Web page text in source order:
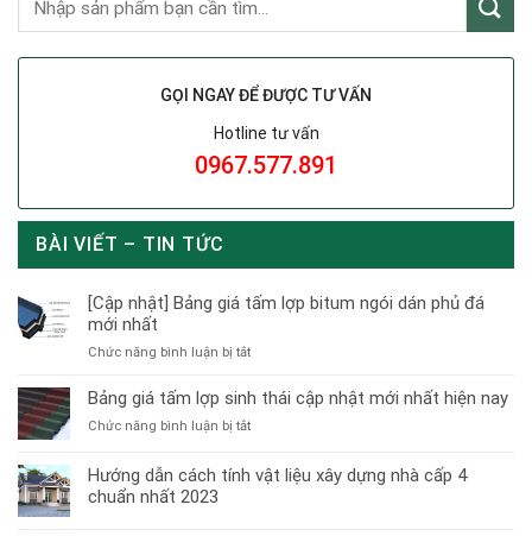
GỌI NGAY ĐỂ ĐƯỢC TƯ VẤN
Hotline tư vấn
0967.577.891
BÀI VIẾT – TIN TỨC
[Cập nhật] Bảng giá tấm lợp bitum ngói dán phủ đá
mới nhất
Chức năng bình luận bị tắtở
nhật]
giá
lợp
Bảng giá tấm lợp sinh thái cập nhật mới nhất hiện nay
Chức năng bình luận bị tắtở
giá
tấm
Hướng dẫn cách tính vật liệu xây dựng nhà cấp 4
chuẩn nhất 2023